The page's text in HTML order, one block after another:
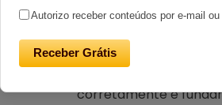
pelos quais o hotel
quartos para venda.
corretamente é
Autorizo receber conteúdos por e-mail ou
Receber Grátis